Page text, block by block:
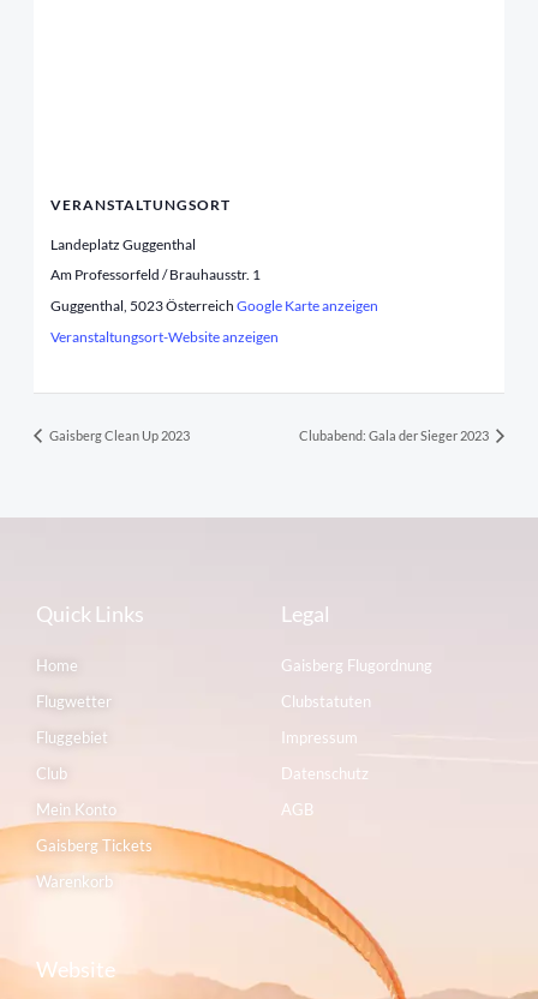
VERANSTALTUNGSORT
Landeplatz Guggenthal
Am Professorfeld / Brauhausstr. 1
Guggenthal, 5023Österreich Google Karte anzeigen
Veranstaltungsort-Website anzeigen
Gaisberg Clean Up 2023 Clubabend: Gala der Sieger 2023
Quick Links
Home
Flugwetter
Fluggebiet
Club
Mein Konto
Gaisberg Tickets
Warenkorb
Legal
Gaisberg Flugordnung
Clubstatuten
Impressum
Datenschutz
AGB
Website